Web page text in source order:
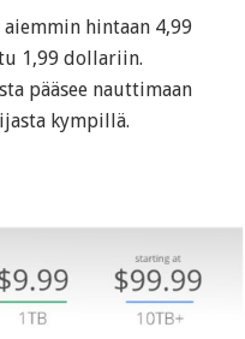
hintaan 4,99
1,99 dollariin.
pääsee nauttimaan
kympillä.